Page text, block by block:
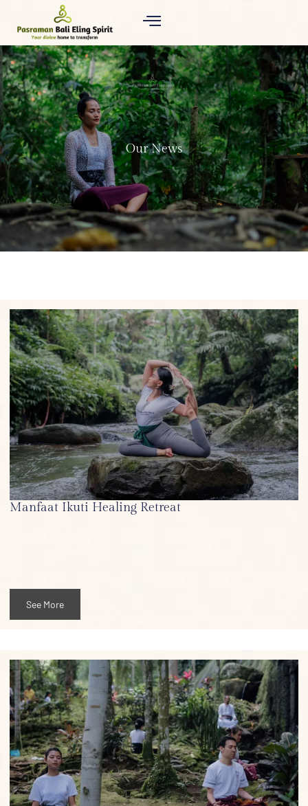
Our News
Manfaat Ikuti Healing Retreat
See More